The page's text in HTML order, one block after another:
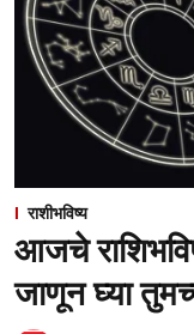
राशीभविष्य
आजचे
जाणून घ्या